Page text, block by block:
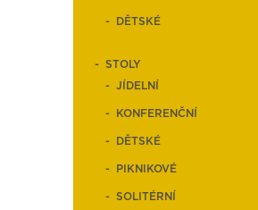
DĚTSKÉ
STOLY
JÍDELNÍ
KONFERENČNÍ
DĚTSKÉ
PIKNIKOVÉ
SOLITÉRNÍ